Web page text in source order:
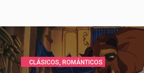
CLÁSICOS ROMÁNTICOS